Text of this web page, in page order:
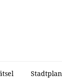
Stadtplan